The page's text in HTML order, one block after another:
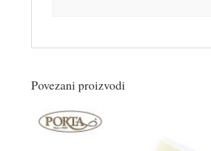
Povezani proizvodi